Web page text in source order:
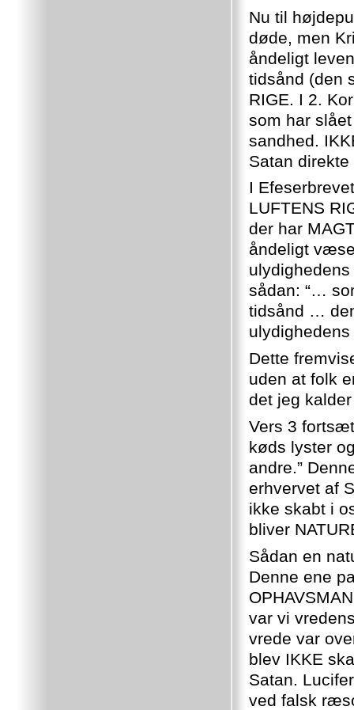
Nu til
døde, men
åndeligt
tidsånd (den
RIGE. I 2.
som har
sandhed.
Satan
I
LUFTENS
der har
åndeligt
sådan: “…
tidsånd …
Dette
uden at folk
det jeg
Vers 3
køds lyster
andre.”
erhvervet af
ikke skabt i
bliver
Sådan en
Denne ene
var vi
vrede var
blev IKKE
Satan.
ved falsk